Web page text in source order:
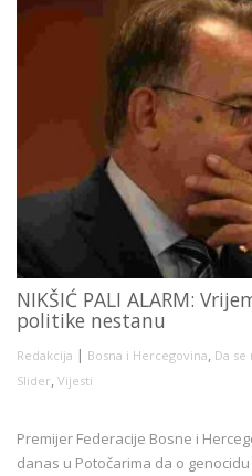
NIKŠIĆ PALI ALARM:
politike nestanu
Redakcija | Bosna i Hercegovina, Da se
Slider, Vijesti
Premijer Federacije Bosne i
danas u Potočarima da o